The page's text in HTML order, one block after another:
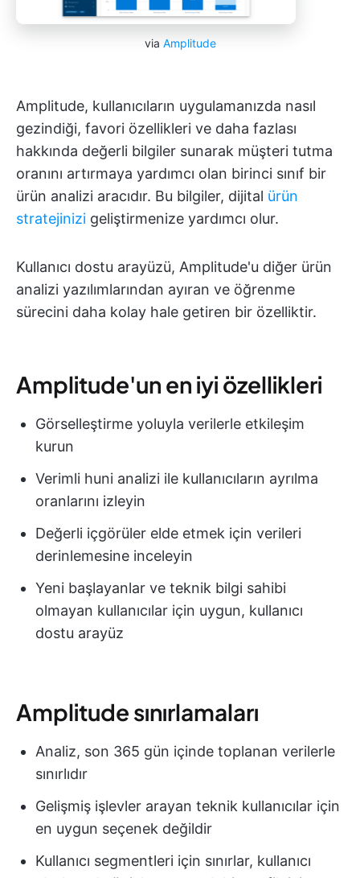
via Amplitude
Amplitude, kullanıcıların uygulamanızda nasıl
gezindiği, favori özellikleri ve daha fazlası
hakkında değerli bilgiler sunarak müşteri tutma
oranını artırmaya yardımcı olan birinci sınıf bir
ürün analizi aracıdır. Bu bilgiler, dijital ürün
stratejinizi geliştirmenize yardımcı olur.
Kullanıcı dostu arayüzü, Amplitude'u diğer ürün
analizi yazılımlarından ayıran ve öğrenme
sürecini daha kolay hale getiren bir özelliktir.
Amplitude'un en iyi özellikleri
Görselleştirme yoluyla verilerle etkileşim
kurun
Verimli huni analizi ile kullanıcıların ayrılma
oranlarını izleyin
Değerli içgörüler elde etmek için verileri
derinlemesine inceleyin
Yeni başlayanlar ve teknik bilgi sahibi
olmayan kullanıcılar için uygun, kullanıcı
dostu arayüz
Amplitude sınırlamaları
Analiz, son 365 gün içinde toplanan verilerle
sınırlıdır
Gelişmiş işlevler arayan teknik kullanıcılar için
en uygun seçenek değildir
Kullanıcı segmentleri için sınırlar, kullanıcı